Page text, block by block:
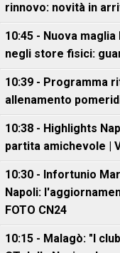
rinnovo: novità in
10:45 - Nuova
negli store fisici:
10:39 - Programma
allenamento
10:38 - Highlights
partita amichevole |
10:30 - Infortunio
Napoli:
FOTO CN24
10:15 - Malagò: "I